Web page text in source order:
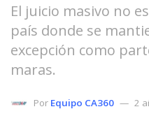
El juicio masivo no
país donde se
excepción como
maras.
Por Equipo CA360 2